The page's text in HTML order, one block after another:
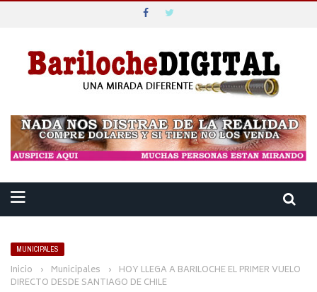
MUNICIPALES
Inicio › Municipales › HOY LLEGA A BARILOCHE EL PRIMER VUELO
DIRECTO DESDE SANTIAGO DE CHILE